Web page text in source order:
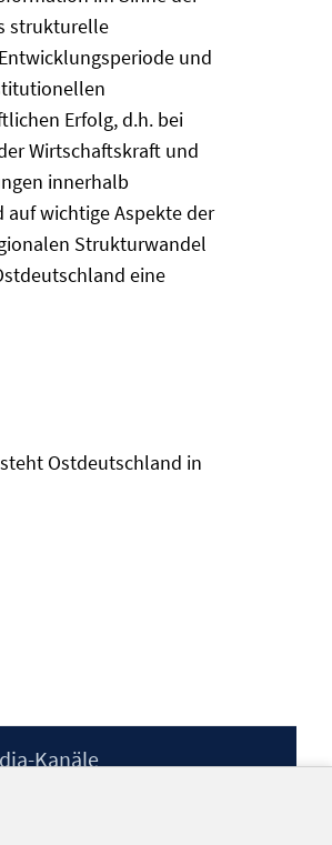
strukturelle
und
Erfolg, d.h. bei
Wirtschaftskraft und
innerhalb
wichtige Aspekte der
Strukturwandel
eine
Ostdeutschland in
Kanäle